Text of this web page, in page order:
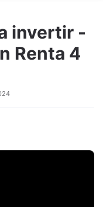
invertir -
Renta 4